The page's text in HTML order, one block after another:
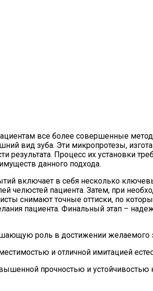
все более совершенные
вид зуба. Эти микропротезы,
результата. Процесс их установки
данного подхода.
включает в себя несколько
пациента. Затем, при
снимают точные оттиски, по
пациента. Финальный этап –
роль в достижении желаемого
и отличной имитацией
прочностью и устойчивостью